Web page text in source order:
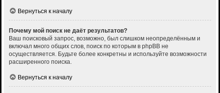
Вернуться к началу
Почему мой поиск не даёт результатов?
Ваш поисковый запрос, возможно, был слишком неопределённым и
включал много общих слов, поиск по которым в phpBB не
осуществляется. Будьте более конкретны и используйте возможности
расширенного поиска.
Вернуться к началу